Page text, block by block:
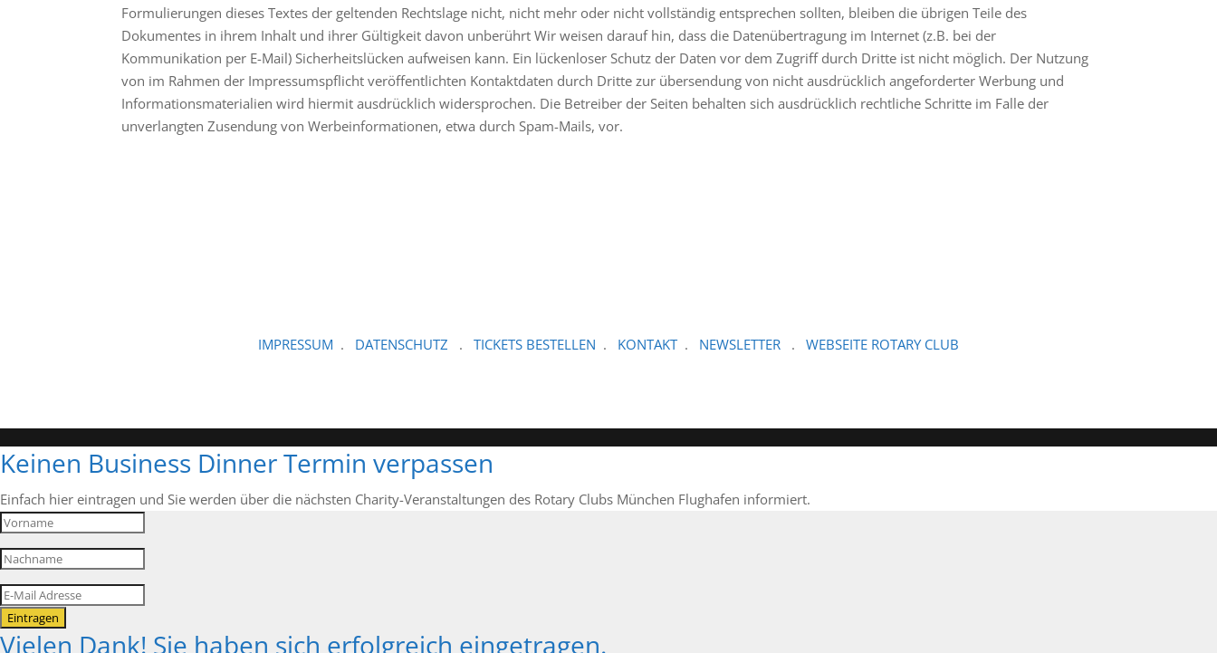
Formulierungen dieses Textes der geltenden Rechtslage nicht, nicht mehr oder nicht vollständig entsprechen sollten, bleiben die übrigen Teile des
Dokumentes in ihrem Inhalt und ihrer Gültigkeit davon unberührt Wir weisen darauf hin, dass die Datenübertragung im Internet (z.B. bei der
Kommunikation per E-Mail) Sicherheitslücken aufweisen kann. Ein lückenloser Schutz der Daten vor dem Zugriff durch Dritte ist nicht möglich. Der Nutzung
von im Rahmen der Impressumspflicht veröffentlichten Kontaktdaten durch Dritte zur übersendung von nicht ausdrücklich angeforderter Werbung und
Informationsmaterialien wird hiermit ausdrücklich widersprochen. Die Betreiber der Seiten behalten sich ausdrücklich rechtliche Schritte im Falle der
unverlangten Zusendung von Werbeinformationen, etwa durch Spam-Mails, vor.
IMPRESSUM . DATENSCHUTZ . TICKETS BESTELLEN . KONTAKT. NEWSLETTER . WEBSEITE ROTARY CLUB
Keinen Business Dinner Termin verpassen
Einfach hier eintragen und Sie werden über die nächsten Charity-Veranstaltungen des Rotary Clubs München Flughafen informiert.
Eintragen
Vielen Dank! Sie haben sich erfolgreich eingetragen.